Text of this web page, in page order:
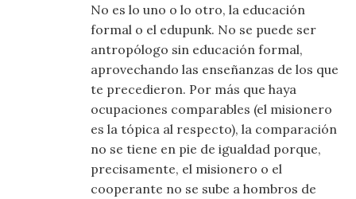
No es lo uno o lo otro, la educación
formal o el edupunk. No se puede ser
antropólogo sin educación formal,
aprovechando las enseñanzas de los que
te precedieron. Por más que haya
ocupaciones comparables (el misionero
es la tópica al respecto), la comparación
no se tiene en pie de igualdad porque,
precisamente, el misionero o el
cooperante no se sube a hombros de